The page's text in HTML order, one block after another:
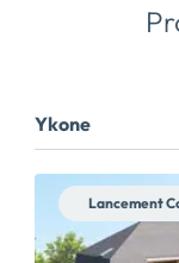
Ykone
Lancement